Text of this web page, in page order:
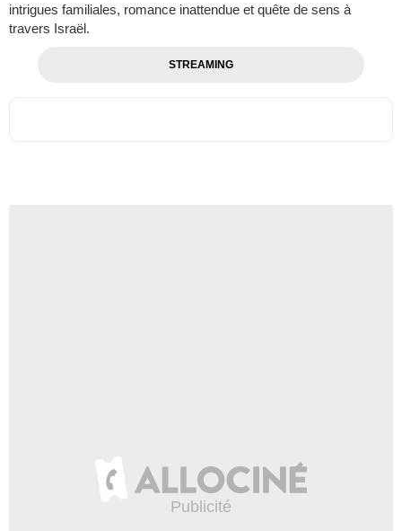
intrigues familiales, romance inattendue et quête de sens à
travers Israël.
STREAMING